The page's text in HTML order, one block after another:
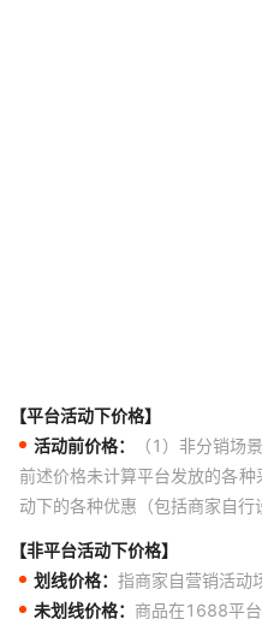
【平台活动下价格】
活动前价格：
（1）非分销场
前述价格未计算平台发放的各
动下的各种优惠（包括商家自行
【非平台活动下价格】
划线价格： 指商家自营销活动
未划线价格： 商品在1688平